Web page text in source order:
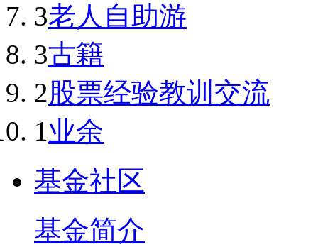
3老人自助游
3古籍
2股票经验教训交流
1业余
基金社区
基金简介